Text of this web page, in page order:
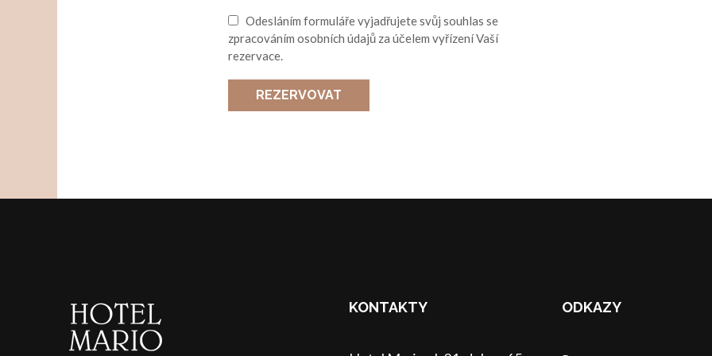
Odesláním formuláře vyjadřujete svůj souhlas se
zpracováním osobních údajů za účelem vyřízení Vaší
rezervace.
REZERVOVAT
KONTAKTY ODKAZY